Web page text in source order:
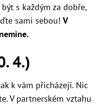
s každým za dobře,
sami sebou! V
4.)
k vám přicházejí. Nic
V partnerském vztahu